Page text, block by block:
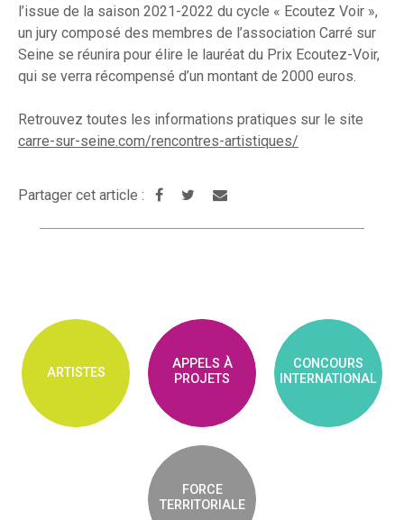
l’issue de la saison 2021-2022 du cycle « Ecoutez Voir »,
un jury composé des membres de l’association Carré sur
Seine se réunira pour élire le lauréat du Prix Ecoutez-Voir,
qui se verra récompensé d’un montant de 2000 euros.
Retrouvez toutes les informations pratiques sur le site
carre-sur-seine.com/rencontres-artistiques/
Partager cet article :
ARTISTES
APPELS À
PROJETS
CONCOURS
INTERNATIONAL
FORCE
TERRITORIALE